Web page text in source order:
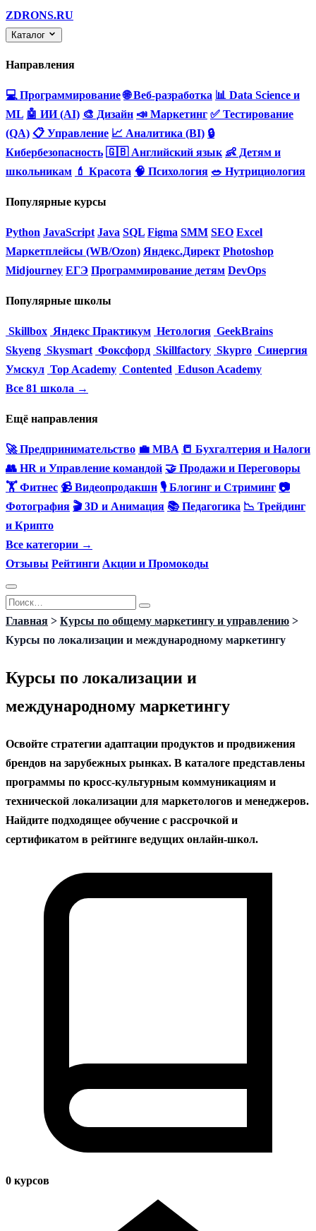
ZDRONS.RU
Каталог
Направления
💻 Программирование 🌐 Веб-разработка 📊 Data Science и
ML 🤖 ИИ (AI) 🎨 Дизайн 📣 Маркетинг ✅ Тестирование
(QA) 📋 Управление 📈 Аналитика (BI) 🔒
Кибербезопасность 🇬🇧 Английский язык 👶 Детям и
школьникам 💄 Красота 🧠 Психология 🥗 Нутрициология
Популярные курсы
Python JavaScript Java SQL Figma SMM SEO Excel
Маркетплейсы (WB/Ozon) Яндекс.Директ Photoshop
Midjourney ЕГЭ Программирование детям DevOps
Популярные школы
Skillbox Яндекс Практикум Нетология GeekBrains
Skyeng Skysmart Фоксфорд Skillfactory Skypro Синергия
Умскул Top Academy Contented Eduson Academy
Все 81 школа →
Ещё направления
🚀 Предпринимательство 💼 MBA 📒 Бухгалтерия и Налоги
👥 HR и Управление командой 🤝 Продажи и Переговоры
🏋️ Фитнес 📹 Видеопродакшн 🎙 Блогинг и Стриминг 📷
Фотография 🎬 3D и Анимация 📚 Педагогика 📉 Трейдинг
и Крипто
Все категории →
Отзывы Рейтинги Акции и Промокоды
Перейти
к
содержанию
Search
for:
Главная > Курсы по общему маркетингу и управлению >
Курсы по локализации и международному маркетингу
Курсы по локализации и
международному маркетингу
Освойте стратегии адаптации продуктов и продвижения
брендов на зарубежных рынках. В каталоге представлены
программы по кросс-культурным коммуникациям и
технической локализации для маркетологов и менеджеров.
Найдите подходящее обучение с рассрочкой и
сертификатом в рейтинге ведущих онлайн-школ.
0 курсов